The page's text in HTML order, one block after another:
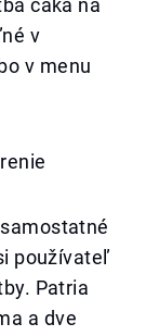
čaká na
v
v menu
používateľ
Patria
a dve